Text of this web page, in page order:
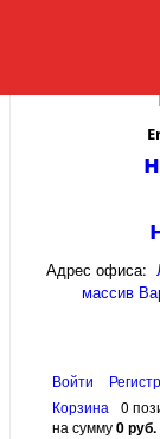
Адрес офиса:
массив
Войти
Корзина
0
на сумму0 руб.